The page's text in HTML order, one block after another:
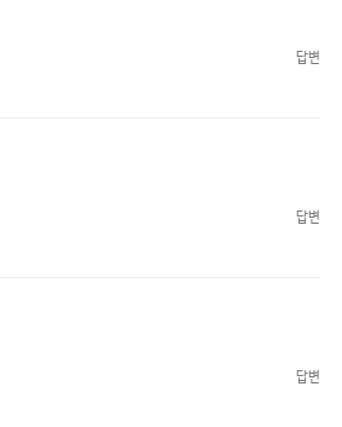
답변
답변
답변